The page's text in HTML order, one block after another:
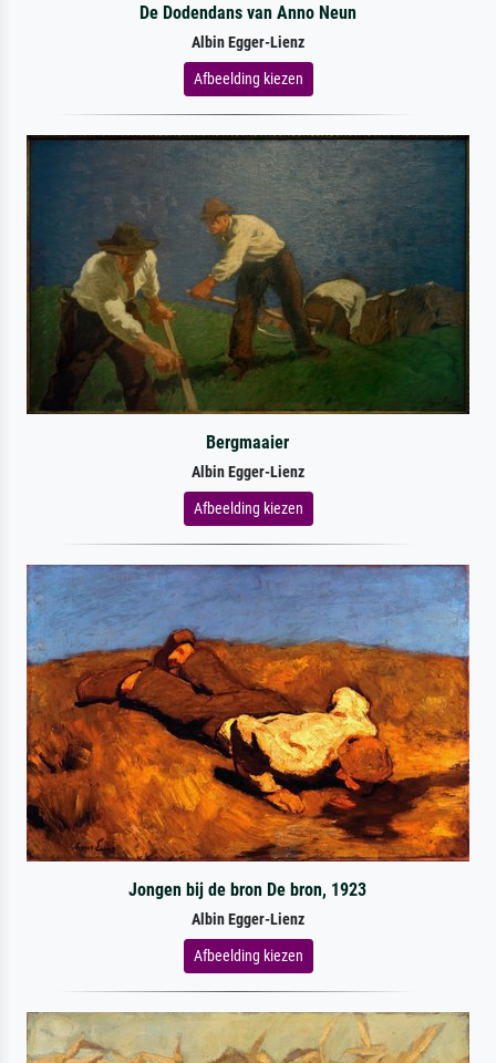
De Dodendans van Anno Neun
Albin Egger-Lienz
Afbeelding kiezen
Bergmaaier
Albin Egger-Lienz
Afbeelding kiezen
Jongen bij de bron De bron, 1923
Albin Egger-Lienz
Afbeelding kiezen